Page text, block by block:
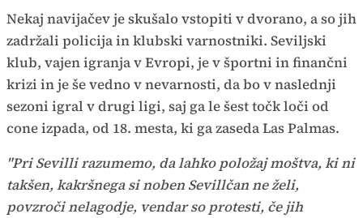
Nekaj navijačev je skušalo vstopiti v dvorano, a so jih
zadržali policija in klubski varnostniki. Seviljski
klub, vajen igranja v Evropi, je v športni in finančni
krizi in je še vedno v nevarnosti, da bo v naslednji
sezoni igral v drugi ligi, saj ga le šest točk loči od
cone izpada, od 18. mesta, ki ga zaseda Las Palmas.
"Pri Sevilli razumemo, da lahko položaj moštva, ki ni
takšen, kakršnega si noben Sevillčan ne želi,
povzroči nelagodje, vendar so protesti, če jih